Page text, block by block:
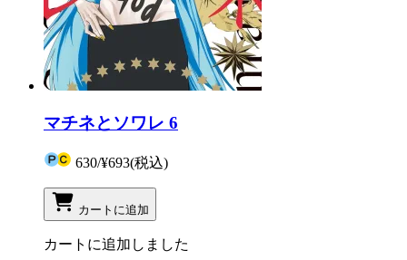
マチネとソワレ 6
630/¥693(税込)
カートに追加
カートに追加しました